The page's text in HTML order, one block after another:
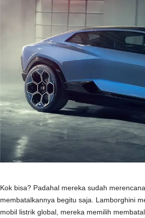
Kok bisa? Padahal mereka sudah
membatalkannya begitu saja. Lamborghini
mobil listrik global, mereka memilih